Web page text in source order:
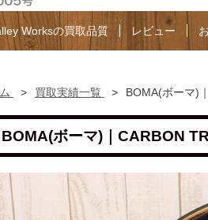
Worksの買取品質 レビュー
> 買取実績一覧 > BOMA(ボーマ)
BOMA(ボーマ)｜CARBON